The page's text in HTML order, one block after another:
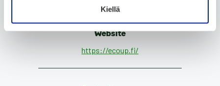
Kiellä
Website
https://ecoup.fi/